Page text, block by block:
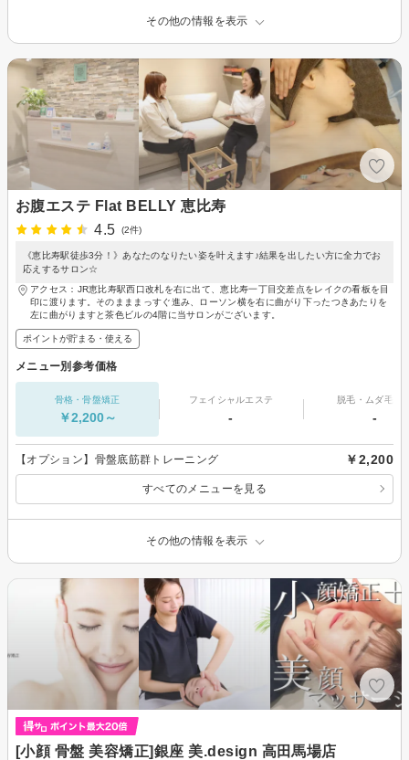
その他の情報を表示
お腹エステ Flat BELLY 恵比寿
4.5
(2件)
《恵比寿駅徒歩3分！》あなたのなりたい姿を叶えます♪結果を出したい方に全力でお
応えするサロン☆
アクセス：JR恵比寿駅西口改札を右に出て、恵比寿一丁目交差点をレイクの看板を目
印に渡ります。そのまままっすぐ進み、ローソン横を右に曲がり下ったつきあたりを
左に曲がりますと茶色ビルの4階に当サロンがございます。
ポイントが貯まる・使える
メニュー別参考価格
骨格・骨盤矯正
￥2,200～
フェイシャルエステ
-
脱毛・ムダ毛処
-
【オプション】骨盤底筋群トレーニング ￥2,200
すべてのメニューを見る
その他の情報を表示
[小顔 骨盤 美容矯正]銀座 美.design 高田馬場店